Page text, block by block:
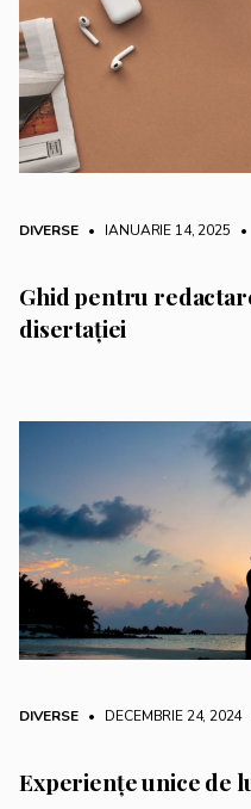
DIVERSE • IANUARIE 14, 2025 •
Ghid pentru
disertației
DIVERSE • DECEMBRIE 24, 2024
Experiențe unice de